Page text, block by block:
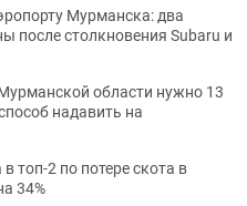
Мурманска: два
после столкновения Subaru и
области нужно 13
надавить на
топ-2 по потере скота в
34%